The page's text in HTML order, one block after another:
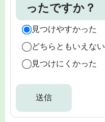
ったですか？
見つけやすかった
どちらともいえない
見つけにくかった